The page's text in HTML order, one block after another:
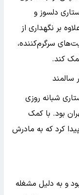
دلسوز و
بر نگهداری از
سرگرم‌کننده،
کند.
سالمند
شبانه روزی
بود. با کمک
کرد که به مادرش
و به دلیل مشغله